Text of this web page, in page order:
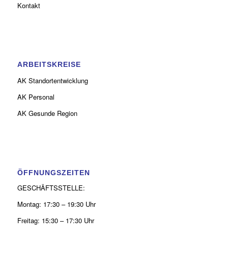
Kontakt
ARBEITSKREISE
AK Standortentwicklung
AK Personal
AK Gesunde Region
ÖFFNUNGSZEITEN
GESCHÄFTSSTELLE:
Montag: 17:30 – 19:30 Uhr
Freitag: 15:30 – 17:30 Uhr